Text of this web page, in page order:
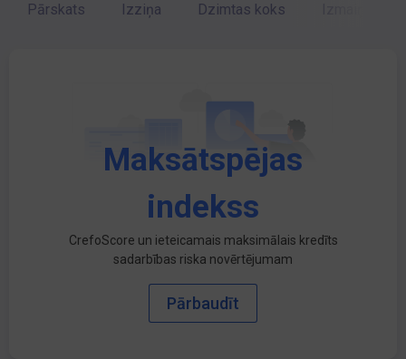
Pārskats Izziņa Dzimtas koks
Maksātspējas
indekss
CrefoScore un ieteicamais maksimālais kredīts
sadarbības riska novērtējumam
Pārbaudīt